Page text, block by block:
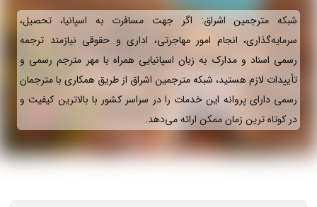
شبکه مترجمین اشراق: اگر جهت مسافرت به اسپانیا، تحصیل،
سرمایه‌گذاری، انجام امور مهاجرتی، اداری و حقوقی نیازمند ترجمه
رسمی اسناد و مدارک به زبان اسپانیایی همراه با مهر مترجم رسمی و
تأییدات لازم هستید، شبکه مترجمین اشراق از طریق همکاری با مترجمان
رسمی دارای پروانه این خدمات را در سراسر کشور با بالاترین کیفیت و
در کوتاه ترین زمان ممکن ارائه می‌دهد.